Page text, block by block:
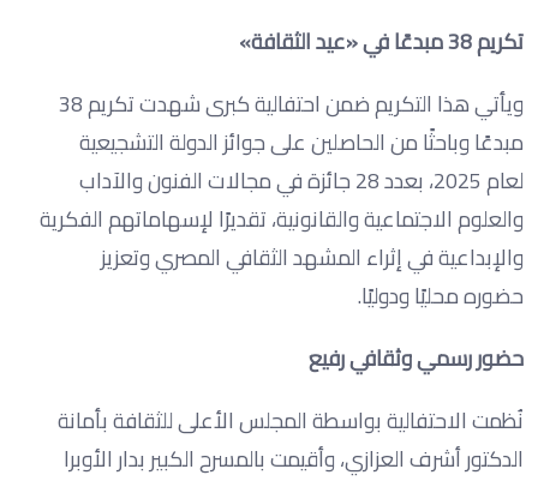
تكريم 38 مبدعًا في «عيد الثقافة»
ويأتي هذا التكريم ضمن احتفالية كبرى شهدت تكريم 38
مبدعًا وباحثًا من الحاصلين على جوائز الدولة التشجيعية
لعام 2025، بعدد 28 جائزة في مجالات الفنون والآداب
والعلوم الاجتماعية والقانونية، تقديرًا لإسهاماتهم الفكرية
والإبداعية في إثراء المشهد الثقافي المصري وتعزيز
حضوره محليًا ودوليًا.
حضور رسمي وثقافي رفيع
نُظمت الاحتفالية بواسطة المجلس الأعلى للثقافة بأمانة
الدكتور أشرف العزازي، وأقيمت بالمسرح الكبير بدار الأوبرا